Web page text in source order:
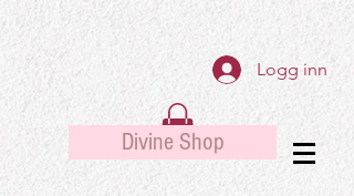
Logg inn
Divine Shop